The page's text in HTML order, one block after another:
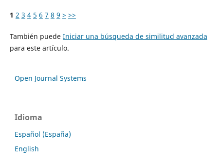
1 2 3 4 5 6 7 8 9 > >>
También puede Iniciar una búsqueda de similitud avanzada
para este artículo.
Open Journal Systems
Idioma
Español (España)
English